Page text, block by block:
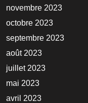
novembre 2023
octobre 2023
septembre 2023
août 2023
juillet 2023
mai 2023
avril 2023